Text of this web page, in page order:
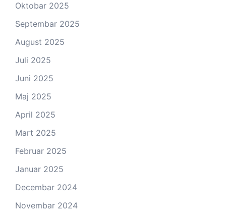
Oktobar 2025
Septembar 2025
August 2025
Juli 2025
Juni 2025
Maj 2025
April 2025
Mart 2025
Februar 2025
Januar 2025
Decembar 2024
Novembar 2024